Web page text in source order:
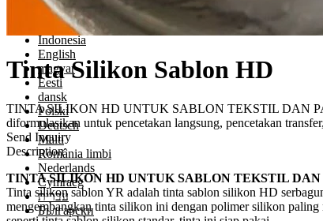
Language
Indonesia
English
magyar
Eesti
dansk
Polski
Deutsch
Malti
România limbi
Nederlands
Cymraeg
עברית
Български
Tinta Silikon Sablon HD
TINTA SILIKON HD UNTUK SABLON TEKSTIL DAN
diformulasikan untuk pencetakan langsung, pencetakan
Send Inquiry
Description
TINTA SILIKON HD UNTUK SABLON TEKSTIL
Tinta silikon sablon YR adalah tinta sablon silikon HD
mengembangkan tinta silikon ini dengan polimer silikon